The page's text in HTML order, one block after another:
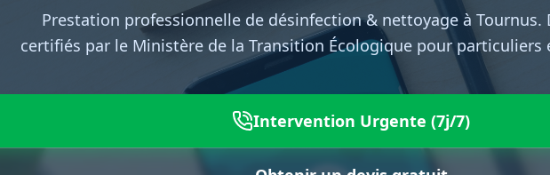
Prestation professionnelle de désinfection & nettoyage à Tournus.
certifiés par le Ministère de la Transition Écologique pour particuliers
Intervention Urgente (7j/7)